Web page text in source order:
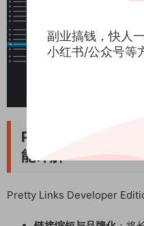
Pretty Links
能详解
Pretty Links Developer
副业搞钱，快人
小红书/公众号等